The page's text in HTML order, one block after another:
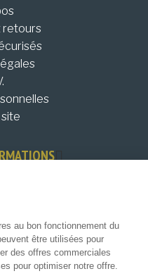
au bon fonctionnement du
être utilisées pour
des offres commerciales
pour optimiser notre offre.
retours
site
bons plans et
!